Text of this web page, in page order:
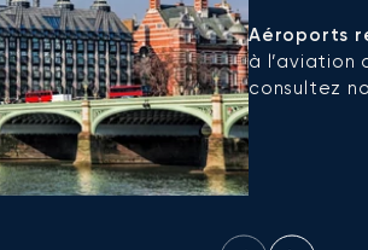
Aéroports
à l’aviation
consultez